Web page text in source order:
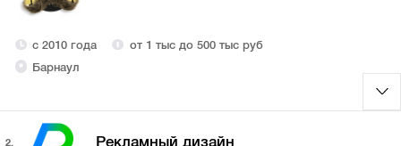
с 2010 года
от 1 тыс до 500 тыс руб
Барнаул
2. Рекламный дизайн